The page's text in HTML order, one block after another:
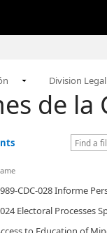
Division Legal
de la
CDC-028 Informe
Electoral Processes